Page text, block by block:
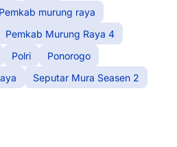
Pemkab murung raya
Pemkab Murung Raya 4
Polri
Ponorogo
Seputar Mura Seasen 2